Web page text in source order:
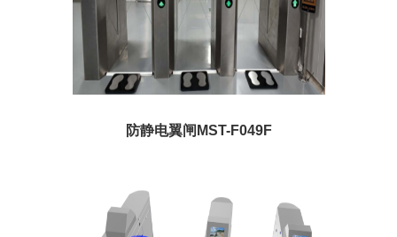
防静电翼闸MST-F049F